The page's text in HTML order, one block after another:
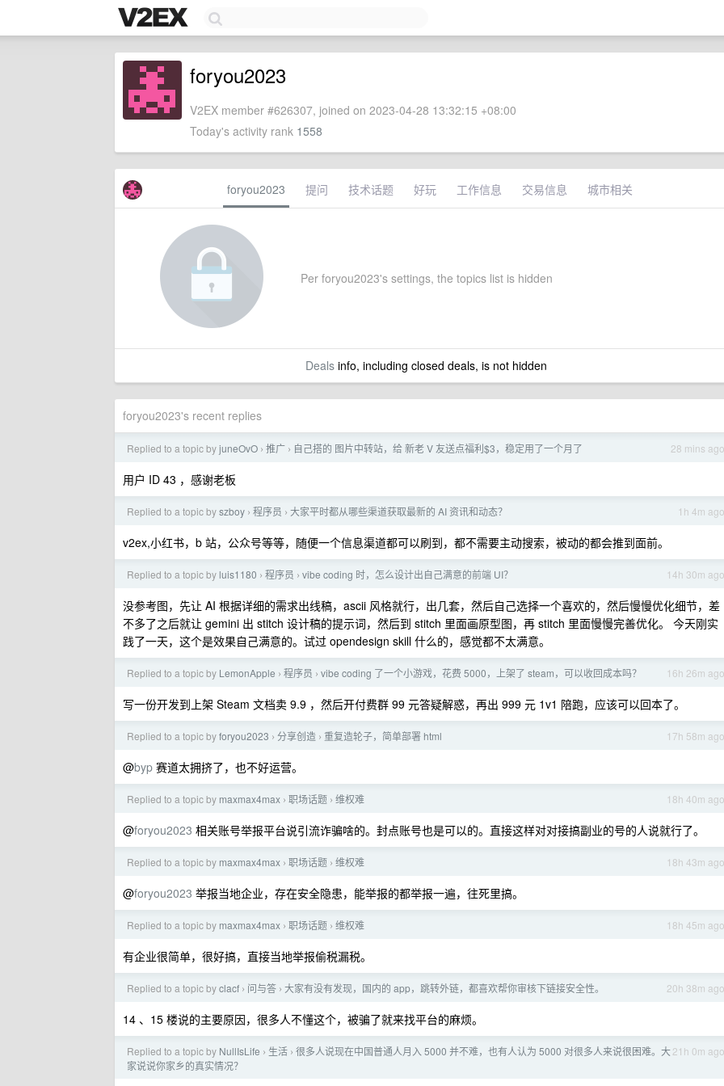
foryou2023
V2EX member #626307, joined on 2023-04-28 13:32:15 +08:00
Today's activity rank 1558
foryou2023 提问 技术话题 好玩 工作信息 交易信息 城市相关
Per foryou2023's settings, the topics list is hidden
Dealsinfo, including closed deals, is not hidden
foryou2023's recent replies
28 mins ago
Replied to a topic byjuneOvO › 推广 › 自己搭的 图片中转站，给 新老 V 友送点福利$3，稳定用了一个月了
用户 ID 43 ，感谢老板
1h 4m ago
Replied to a topic byszboy › 程序员 › 大家平时都从哪些渠道获取最新的 AI 资讯和动态？
v2ex,小红书，b 站，公众号等等，随便一个信息渠道都可以刷到，都不需要主动搜索，被动的都会推到面前。
14h 30m ago
Replied to a topic by luis1180 › 程序员 › vibe coding 时，怎么设计出自己满意的前端 UI？
没参考图，先让 AI 根据详细的需求出线稿，ascii 风格就行，出几套，然后自己选择一个喜欢的，然后慢慢优化细节，差
不多了之后就让 gemini 出 stitch 设计稿的提示词，然后到 stitch 里面画原型图，再 stitch 里面慢慢完善优化。 今天刚实
践了一天，这个是效果自己满意的。试过 opendesign skill 什么的，感觉都不太满意。
16h 26m ago
Replied to a topic by LemonApple › 程序员 › vibe coding 了一个小游戏，花费 5000，上架了 steam，可以收回成本吗？
写一份开发到上架 Steam 文档卖 9.9 ，然后开付费群 99 元答疑解惑，再出 999 元 1v1 陪跑，应该可以回本了。
17h 58m ago
Replied to a topic byforyou2023 › 分享创造 › 重复造轮子，简单部署 html
@byp 赛道太拥挤了，也不好运营。
18h 40m ago
Replied to a topic by maxmax4max › 职场话题 › 维权难
@foryou2023 相关账号举报平台说引流诈骗啥的。封点账号也是可以的。直接这样对对接搞副业的号的人说就行了。
18h 43m ago
Replied to a topic by maxmax4max › 职场话题 › 维权难
@foryou2023 举报当地企业，存在安全隐患，能举报的都举报一遍，往死里搞。
18h 45m ago
Replied to a topic by maxmax4max › 职场话题 › 维权难
有企业很简单，很好搞，直接当地举报偷税漏税。
20h 38m ago
Replied to a topic byclacf › 问与答 › 大家有没有发现，国内的 app，跳转外链，都喜欢帮你审核下链接安全性。
14 、15 楼说的主要原因，很多人不懂这个，被骗了就来找平台的麻烦。
21h 0m ago
Replied to a topic by NullIsLife › 生活 › 很多人说现在中国普通人月入 5000 并不难，也有人认为 5000 对很多人来说很困难。大
家说说你家乡的真实情况？